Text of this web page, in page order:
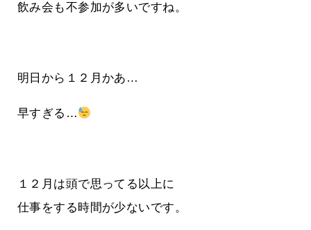
飲み会も不参加が多いですね。
明日から１２月かあ…
早すぎる…
１２月は頭で思ってる以上に
仕事をする時間が少ないです。